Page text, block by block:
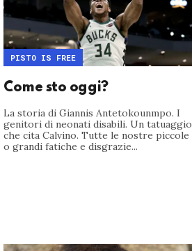
Come sto oggi?
La storia di Giannis Antetokounmpo. I
genitori di neonati disabili. Un tatuaggio
che cita Calvino. Tutte le nostre piccole
o grandi fatiche e disgrazie...
PISTO IS FREE